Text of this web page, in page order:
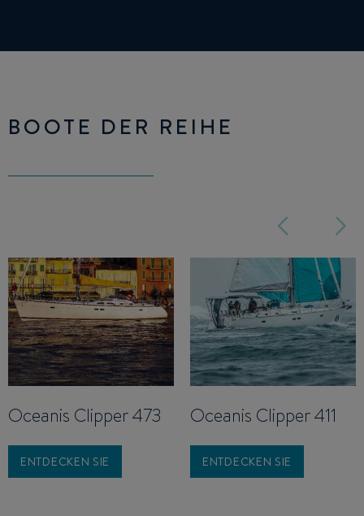
BOOTE DER REIHE
Oceanis Clipper 473
ENTDECKEN SIE
Oceanis Clipper 411
ENTDECKEN SIE